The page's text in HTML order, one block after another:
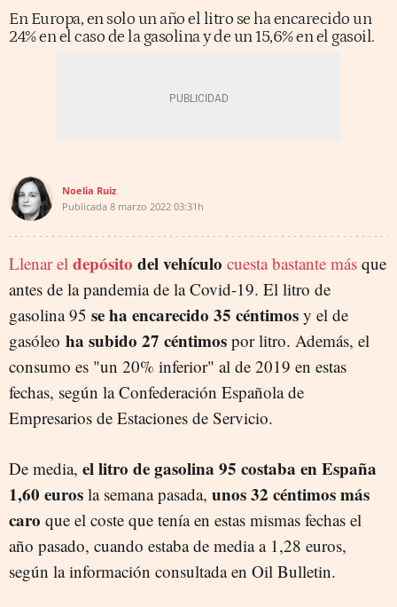
En Europa, en solo un año el litro se ha encarecido un
24% en el caso de la gasolina y de un 15,6% en el gasoil.
Noelia Ruiz
Publicada 8 marzo 2022 03:31h
Llenar el depósito del vehículo cuesta bastante más que
antes de la pandemia de la Covid-19. El litro de
gasolina 95 se ha encarecido 35 céntimos y el de
gasóleo ha subido 27 céntimos por litro. Además, el
consumo es "un 20% inferior" al de 2019 en estas
fechas, según la Confederación Española de
Empresarios de Estaciones de Servicio.
De media, el litro de gasolina 95 costaba en España
1,60 euros la semana pasada, unos 32 céntimos más
caro que el coste que tenía en estas mismas fechas el
año pasado, cuando estaba de media a 1,28 euros,
según la información consultada en Oil Bulletin.